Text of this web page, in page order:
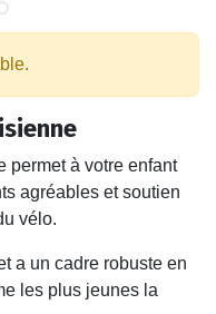
permet à votre enfant
agréables et soutien
vélo.
a un cadre robuste en
les plus jeunes la